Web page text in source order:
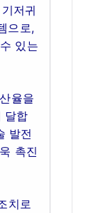
저귀
으로,
있는
율을
달합
발전
촉진
치로